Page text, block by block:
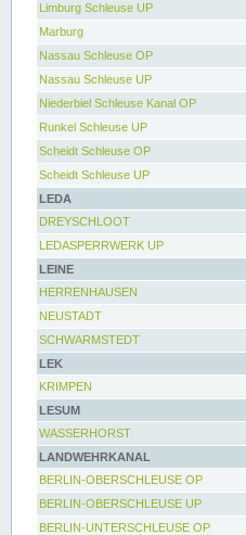
Limburg Schleuse UP
Marburg
Nassau Schleuse OP
Nassau Schleuse UP
Niederbiel Schleuse Kanal OP
Runkel Schleuse UP
Scheidt Schleuse OP
Scheidt Schleuse UP
LEDA
DREYSCHLOOT
LEDASPERRWERK UP
LEINE
HERRENHAUSEN
NEUSTADT
SCHWARMSTEDT
LEK
KRIMPEN
LESUM
WASSERHORST
LANDWEHRKANAL
BERLIN-OBERSCHLEUSE OP
BERLIN-OBERSCHLEUSE UP
BERLIN-UNTERSCHLEUSE OP